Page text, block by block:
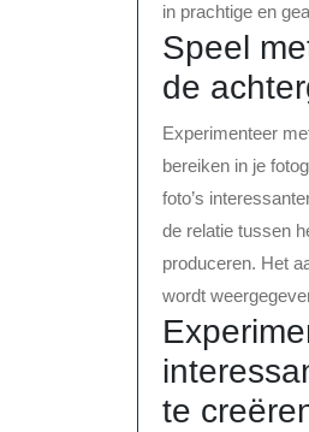
in prachtige en
Speel
de
Experimenteer
bereiken in je
foto’s
de relatie tussen
produceren. Het
wordt
te